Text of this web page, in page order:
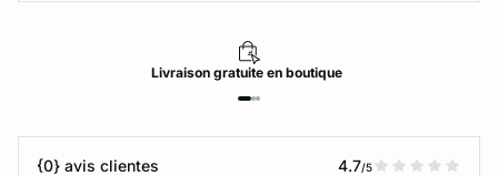
Livraisongratuiteen boutique
{0} avis clientes 4.7/5